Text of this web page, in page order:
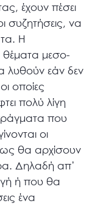
έχουν πέσει
συζητήσεις, να
Η
θέματα μεσο-
λυθούν εάν δεν
οποίες
πολύ λίγη
που
οι
θα αρχίσουν
Δηλαδή απ’
ή που θα
ένα